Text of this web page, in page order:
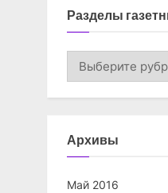
Разделы
Разделы
Архивы
Май 2016